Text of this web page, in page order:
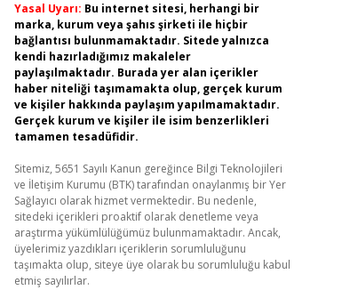
Yasal Uyarı: Bu internet sitesi, herhangi bir
marka, kurum veya şahıs şirketi ile hiçbir
bağlantısı bulunmamaktadır. Sitede yalnızca
kendi hazırladığımız makaleler
paylaşılmaktadır. Burada yer alan içerikler
haber niteliği taşımamakta olup, gerçek kurum
ve kişiler hakkında paylaşım yapılmamaktadır.
Gerçek kurum ve kişiler ile isim benzerlikleri
tamamen tesadüfidir.
Sitemiz, 5651 Sayılı Kanun gereğince Bilgi Teknolojileri
ve İletişim Kurumu (BTK) tarafından onaylanmış bir Yer
Sağlayıcı olarak hizmet vermektedir. Bu nedenle,
sitedeki içerikleri proaktif olarak denetleme veya
araştırma yükümlülüğümüz bulunmamaktadır. Ancak,
üyelerimiz yazdıkları içeriklerin sorumluluğunu
taşımakta olup, siteye üye olarak bu sorumluluğu kabul
etmiş sayılırlar.